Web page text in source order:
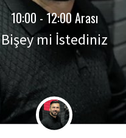
10:00 - 12:00 Arası
Bişey mi İstediniz